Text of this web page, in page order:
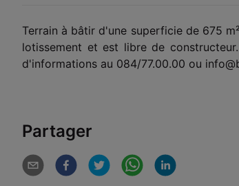
Terrain à bâtir d'une superficie de 675
lotissement et est libre de
d'informations au 084/77.00.00 ou
Partager